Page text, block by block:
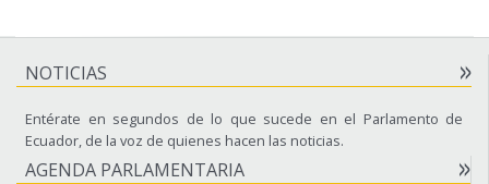
NOTICIAS
Entérate en segundos de lo que sucede en el Parlamento de
Ecuador, de la voz de quienes hacen las noticias.
AGENDA PARLAMENTARIA